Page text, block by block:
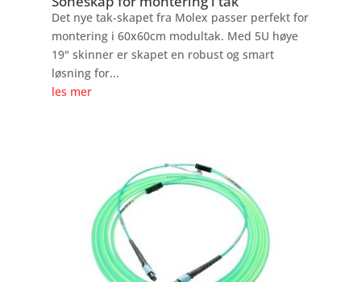
Det nye tak-skapet fra Molex passer perfekt for
montering i 60x60cm modultak. Med 5U høye
19" skinner er skapet en robust og smart
løsning for...
les mer